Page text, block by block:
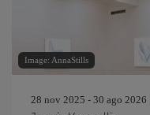
Image: AnnaStills
28 nov 2025 - 30 ago 2026